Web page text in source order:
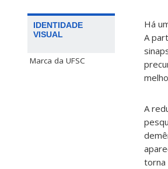
IDENTIDADE
VISUAL
Marca da UFSC
Há
A
A
torna